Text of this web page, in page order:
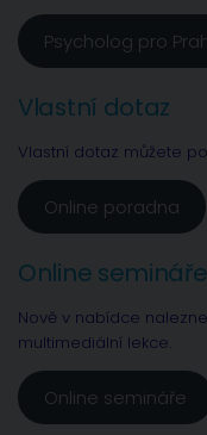
Psycholog pro
Vlastní dotaz
Vlastní dotaz můžete
Online poradna
Online
Nově v nabídce
multimediální lekce.
Online semináře